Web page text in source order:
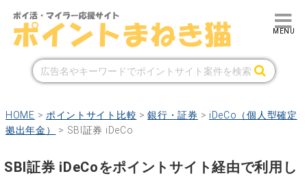
HOME > ポイントサイト比較 >銀行・証券 > iDeCo（個人型確定
拠出年金）
> SBI証券 iDeCo
SBI証券 iDeCoをポイントサイト経由で利用し